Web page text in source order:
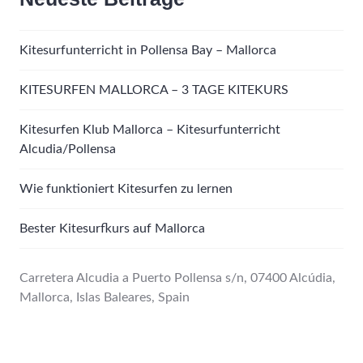
Kitesurfunterricht in Pollensa Bay – Mallorca
KITESURFEN MALLORCA – 3 TAGE KITEKURS
Kitesurfen Klub Mallorca – Kitesurfunterricht
Alcudia/Pollensa
Wie funktioniert Kitesurfen zu lernen
Bester Kitesurfkurs auf Mallorca
Carretera Alcudia a Puerto Pollensa s/n, 07400 Alcúdia,
Mallorca, Islas Baleares, Spain